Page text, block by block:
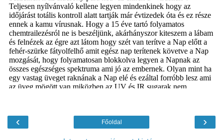
‹ ›
Főoldal